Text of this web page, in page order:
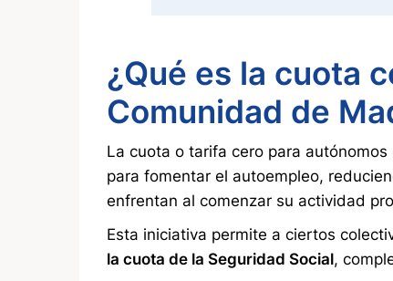
¿Qué es la cuota
Comunidad de
La cuota o tarifa cero para
para fomentar el autoempleo,
enfrentan al comenzar su actividad
Esta iniciativa permite a ciertos
la cuota de la Seguridad Social,